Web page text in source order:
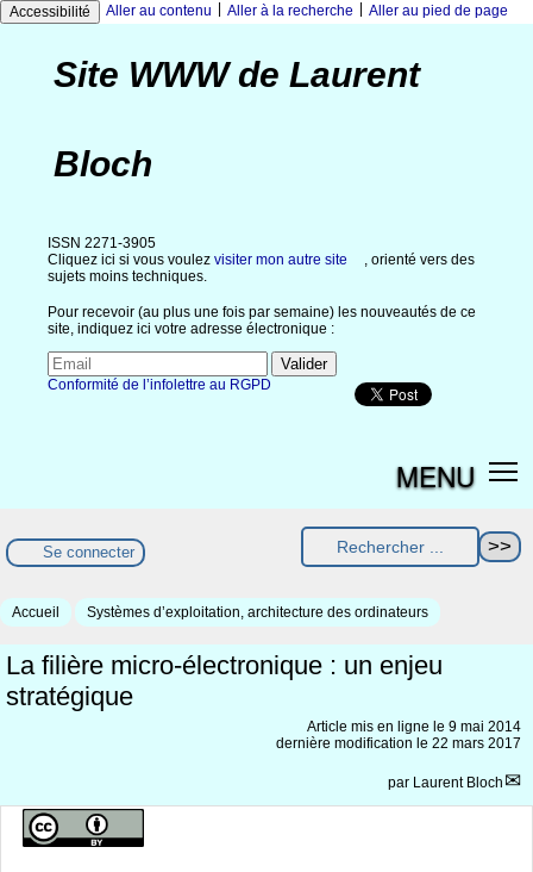
Accessibilité Aller au contenu Aller à la recherche Aller au pied de page
Site WWW de Laurent
Bloch
ISSN 2271-3905
Cliquez ici si vous voulez visiter mon autre site
, orienté vers des
sujets moins techniques.
Pour recevoir (au plus une fois par semaine) les nouveautés de ce
site, indiquez ici votre adresse électronique :
Conformité de l’infolettre au RGPD
MENU
Se connecter
Accueil Systèmes d’exploitation, architecture des ordinateurs
La filière micro-électronique : un enjeu
stratégique
Article mis en ligne le 9 mai 2014
dernière modification le 22 mars 2017
par Laurent Bloch